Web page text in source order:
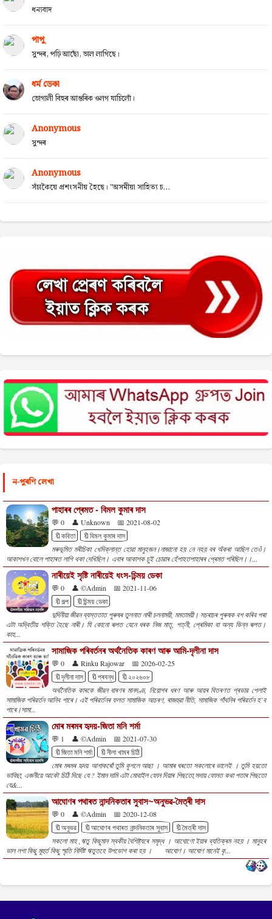
ধন্যবাদ
পাপু
সুন্দৰ, পঢ়ি আছোঁ, ভাল লাগিছে।
ধৰ্ম ডেকা
ভোগালী বিহুৰ আন্তৰিক ওলগ যাচিলোঁ।
Anonymous
সুন্দৰ
Anonymous
সঁচাকৈয়ে প্ৰশংসনীয় হৈছে। "অসমীয়া সাহিত্য চ...
ন-পুৰণি লেখা
পাহাৰৰ প্ৰেমত - বিমল কুমাৰ দাস
💬 0 👤 Unknown
📅 2021-08-02
🔖কবিতা
🔖বিমল কুমাৰ দাস
মৰুভূমিত মৰীচিকা খেদিক্লান্ত হোৱা মানুহজন।নাজানো হয় নে নহয় বৰ অঁকৰা আছিল তেওঁ।
আকাশখন বোলে পাহাৰত লাগি থকা দেখিছিল। এবাৰ আকাশক চুই চোৱাৰ হেঁপাহতপাহাৰৰ প্ৰেমত পৰিছিল।।...
নাৰীয়েই সৃষ্টি নাৰীয়েই ধংস-চিন্ময় ডেকা
💬 0 👤 ©Admin
📅 2021-11-06
🔖গল্প
🔖চিন্ময় ডেকা
দুদিনীয়া জীৱন ব্যস্ততাত পুৰুষৰ তুলনাত নাৰী চলনাময়ী, মমতাময়ী। সচৰাচৰ পুৰুষক বশ কৰিব পৰা
এটা অদ্বিতীয় শক্তি হৈছে নাৰী। যি কোনো ৰূপত যেনে ধৰক নিজ মাতৃ, পত্নী, প্ৰেমিকা বা অন্য ভিন্ন ৰূপত।
কাহ...
সামাজিক পৰিবৰ্তনৰ অৰ্থনৈতিক কাৰণ আৰু আমি-দৃলীনা দাস
💬 0 👤 Rinku Rajowar
📅 2026-02-25
🔖দৃলীনা দাস
🔖প্ৰবন্ধ
🔖২০২৬০৮
অৰ্থনৈতিক কাৰকে জীৱন ধাৰণৰ মানদণ্ড, নিয়োগৰ ধৰণ আৰু আয়ৰ বিতৰণত প্ৰভাৱ পেলাই
সামাজিক পৰিৱৰ্তন আনিব পাৰে। এই পৰিৱৰ্তনৰ ফলত সামাজিক আচৰণ, ৰাজহুৱা নীতি, সামাজিক গাঁথনিৰ পৰিৱৰ্তন হ’ব
পাৰে।সামা...
মোৰ মৰমৰ হৃদয়-জিতা মনি শৰ্মা
💬 1 👤 ©Admin
📅 2021-07-30
🔖জিতা মনি শৰ্মা
🔖নীলা খামৰ চিঠি
মোৰ মৰমৰ হৃদয় আশাকৰোঁ তুমি কুশলে আছা । আমাৰ ঘৰতো সকলোৰে ভালেই । তুমি হয়তো
ভাবিছা, এজনীয়ে আকৌ চিঠি দিছে যে ? ইমান দামি এটা মোবাইল ফোন দিয়াৰ পিছতো,সদায় ফোনত কথা পতাৰ পিছতো
যে&...
আঘোণৰ পথাৰত নান্দনিকতাৰ সুবাস~অনুভৱ-মৈত্ৰী দাস
💬 0 👤 ©Admin
📅 2020-12-08
🔖অনুভৱ
🔖আঘোণৰ পথাৰত নান্দনিকতাৰ সুবাস
🔖মৈত্ৰী দাস
সকলো মাহ ,ঋতু কিছুমান স্বকীয় বৈশিষ্ট্যৰে সমৃদ্ধ । আঘোণো ইয়াৰ ব্যতিক্ৰম নহয় । মানুহৰ
ভাল লগা কিছু মূহুৰ্ত কিছু স্মৃতি নিৰ্দিষ্ট ঋতুতহে উপভোগ কৰা হয় । আঘোণ। আঘোণ মানেই কৃ...